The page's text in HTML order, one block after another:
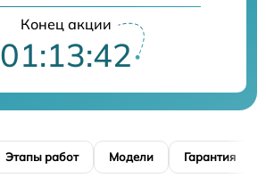
Конец акции
01:13:41
Этапы работ Модели Гарантия